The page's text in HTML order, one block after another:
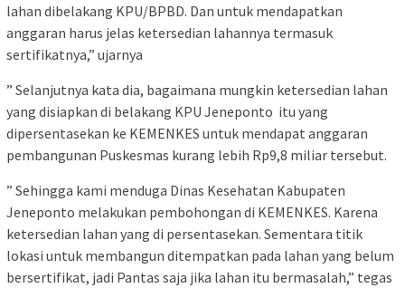
lahan dibelakang KPU/BPBD. Dan untuk mendapatkan
anggaran harus jelas ketersedian lahannya termasuk
sertifikatnya,” ujarnya
” Selanjutnya kata dia, bagaimana mungkin ketersedian lahan
yang disiapkan di belakang KPU Jeneponto itu yang
dipersentasekan ke KEMENKES untuk mendapat anggaran
pembangunan Puskesmas kurang lebih Rp9,8 miliar tersebut.
” Sehingga kami menduga Dinas Kesehatan Kabupaten
Jeneponto melakukan pembohongan di KEMENKES. Karena
ketersedian lahan yang di persentasekan. Sementara titik
lokasi untuk membangun ditempatkan pada lahan yang belum
bersertifikat, jadi Pantas saja jika lahan itu bermasalah,” tegas